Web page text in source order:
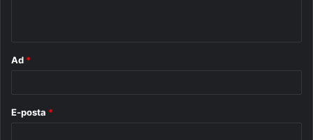
Ad *
E-posta *